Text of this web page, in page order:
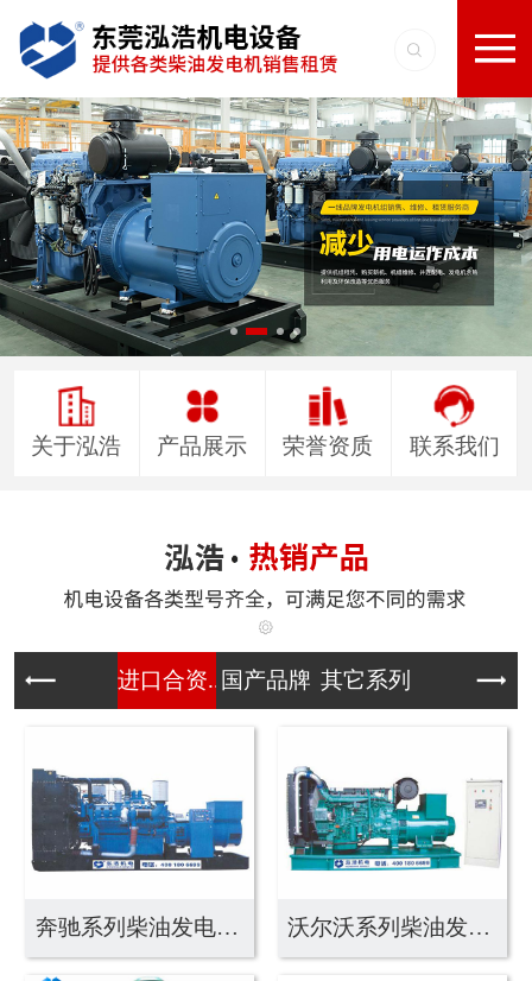
关于泓浩 产品展示 荣誉资质 联系我们
进口合资...国产品牌 其它系列
奔驰系列柴油发电机组 沃尔沃系列柴油发电机...